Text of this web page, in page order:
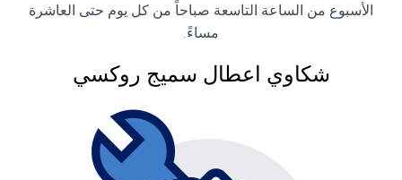
الأسبوع من الساعة التاسعة صباحاً من كل يوم حتى العاشرة
مساءً.
شكاوي اعطال سميج روكسي